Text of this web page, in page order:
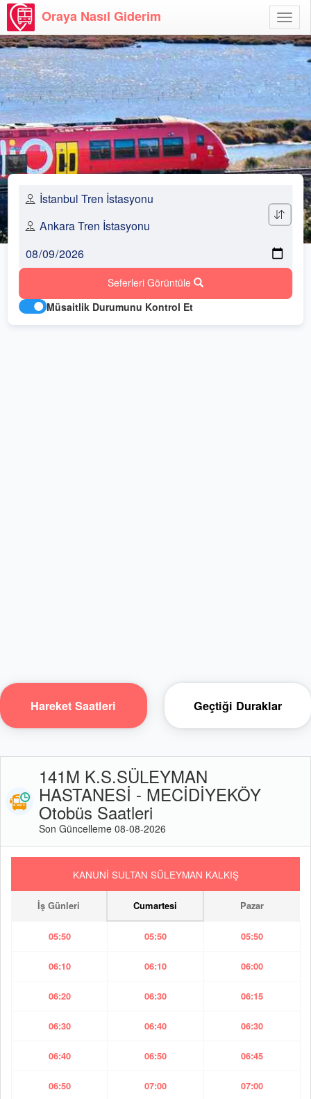
Aç
Oraya Nasıl Giderim
Seferleri Görüntüle
Müsaitlik Durumunu Kontrol Et
Hareket Saatleri Geçtiği Duraklar
141M K.S.SÜLEYMAN
HASTANESİ - MECİDİYEKÖY
Otobüs Saatleri
Son Güncelleme 08-08-2026
KANUNİ SULTAN SÜLEYMAN KALKIŞ
İş Günleri Cumartesi Pazar
05:50 05:50 05:50
06:10 06:10 06:00
06:20 06:30 06:15
06:30 06:40 06:30
06:40 06:50 06:45
06:50 07:00 07:00